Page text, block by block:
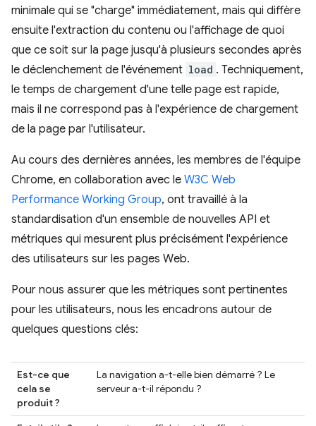
minimale qui se "charge" immédiatement, mais qui diffère
ensuite l'extraction du contenu ou l'affichage de quoi
que ce soit sur la page jusqu'à plusieurs secondes après
le déclenchement de l'événement load . Techniquement,
le temps de chargement d'une telle page est rapide,
mais il ne correspond pas à l'expérience de chargement
de la page par l'utilisateur.
Au cours des dernières années, les membres de l'équipe
Chrome, en collaboration avec le W3C Web
Performance Working Group, ont travaillé à la
standardisation d'un ensemble de nouvelles API et
métriques qui mesurent plus précisément l'expérience
des utilisateurs sur les pages Web.
Pour nous assurer que les métriques sont pertinentes
pour les utilisateurs, nous les encadrons autour de
quelques questions clés:
Est-ce que
cela se
produit ?
La navigation a-t-elle bien démarré ? Le
serveur a-t-il répondu ?